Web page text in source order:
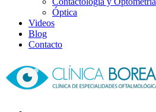
Óptica
Videos
Blog
Contacto